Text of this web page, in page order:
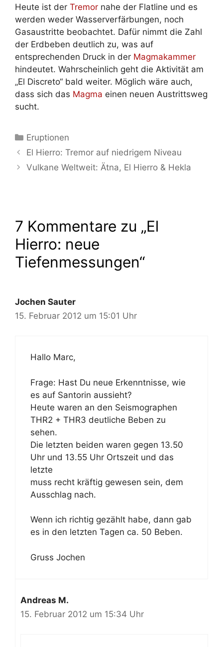
Heute ist der Tremor nahe der Flatline und es
werden weder Wasserverfärbungen, noch
Gasaustritte beobachtet. Dafür nimmt die Zahl
der Erdbeben deutlich zu, was auf
entsprechenden Druck in der Magmakammer
hindeutet. Wahrscheinlich geht die Aktivität am
„El Discreto“ bald weiter. Möglich wäre auch,
dass sich das Magma einen neuen Austrittsweg
sucht.
Kategorien
Eruptionen
El Hierro: Tremor auf niedrigem Niveau
Vulkane Weltweit: Ätna, El Hierro & Hekla
7 Kommentare zu „El
Hierro: neue
Tiefenmessungen“
Jochen Sauter
15. Februar 2012 um 15:01 Uhr
Hallo Marc,
Frage: Hast Du neue Erkenntnisse, wie
es auf Santorin aussieht?
Heute waren an den Seismographen
THR2 + THR3 deutliche Beben zu
sehen.
Die letzten beiden waren gegen 13.50
Uhr und 13.55 Uhr Ortszeit und das
letzte
muss recht kräftig gewesen sein, dem
Ausschlag nach.
Wenn ich richtig gezählt habe, dann gab
es in den letzten Tagen ca. 50 Beben.
Gruss Jochen
Andreas M.
15. Februar 2012 um 15:34 Uhr